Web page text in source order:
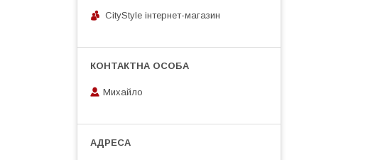
CityStylе iнтернет-магазин
Михайло